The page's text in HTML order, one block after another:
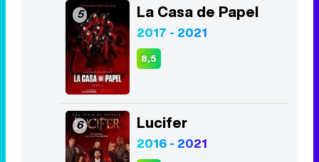
5 La Casa de Papel
2017 - 2021
8,5
6 Lucifer
2016 - 2021